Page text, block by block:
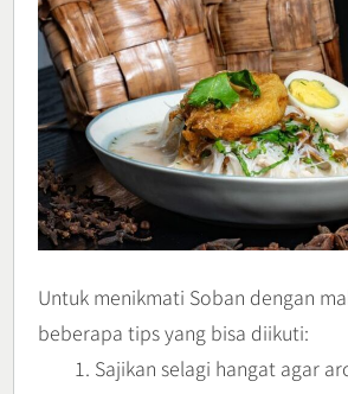
Untuk menikmati Soban dengan
beberapa tips yang bisa diikuti:
Sajikan selagi hangat agar